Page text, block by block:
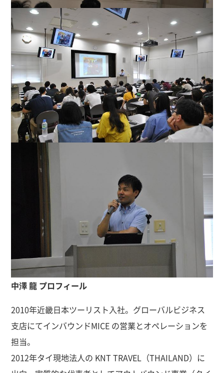
中澤 龍 プロフィール
2010年近畿日本ツーリスト入社。グローバルビジネス
支店にてインバウンドMICE の営業とオペレーションを
担当。
2012年タイ現地法人の KNT TRAVEL（THAILAND）に